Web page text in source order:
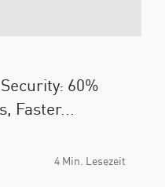
60%
Faster...
4 Min. Lesezeit